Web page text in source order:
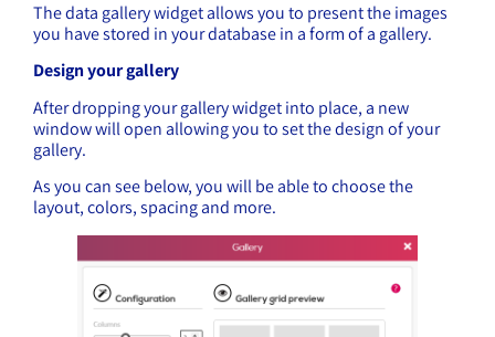
The data gallery widget allows you to present the images
you have stored in your database in a form of a gallery.
Design your gallery
After dropping your gallery widget into place, a new
window will open allowing you to set the design of your
gallery.
As you can see below, you will be able to choose the
layout, colors, spacing and more.